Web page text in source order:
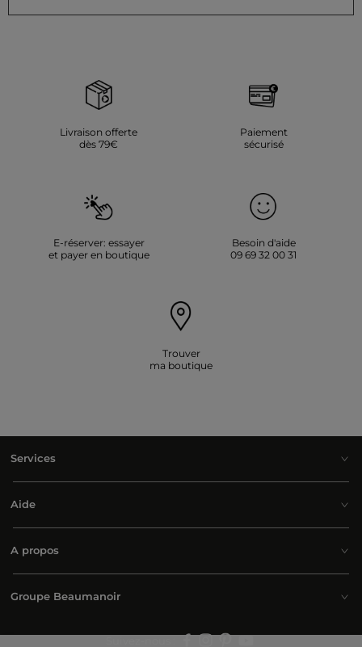
Livraison offerte
dès 79€
Paiement
sécurisé
E-réserver: essayer
et payer en boutique
Besoin d'aide
09 69 32 00 31
Trouver
ma boutique
Services
Aide
A propos
Groupe Beaumanoir